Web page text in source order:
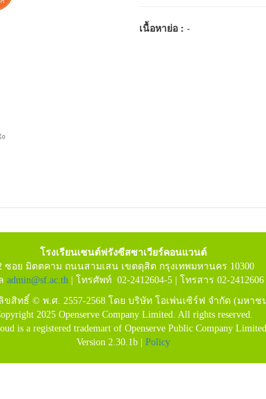
เนื้อหาย่อ :-
โรงเรียนเซนต์ฟรังซีสซาเวียร์คอนแวนต์
ซอย มิตตคาม ถนนสามเสน เขตดุสิต กรุงเทพมหานคร 10300
admin@sf.ac.th | โทรศัพท์ 02-2412604-5 | โทรสาร 02-2412606
ขสิทธิ์ © พ.ศ. 2557-2568 โดย บริษัท โอเพ่นเซิร์ฟ จำกัด (มหาช
2025 Openserve Company Limited. All rights reserved.
is a registered trademart of Openserve Public Company
Version 2.30.1b | Policy